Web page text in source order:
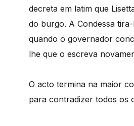
decreta em latim que
do burgo. A Condessa
quando o governador
lhe que o escreva
O acto termina na maior
para contradizer todos os